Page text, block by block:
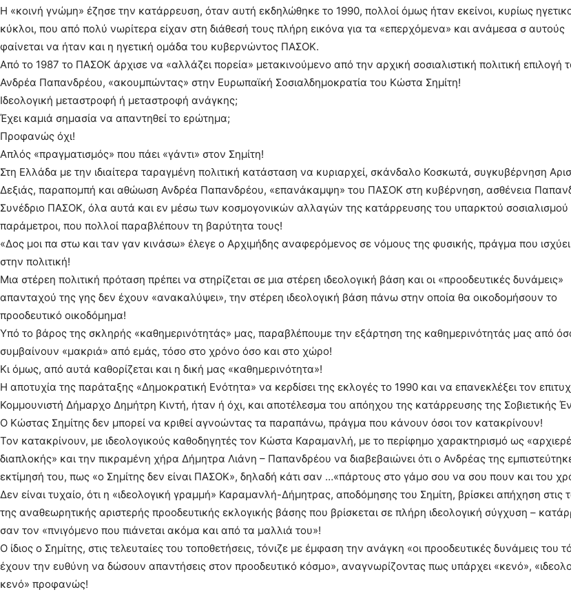
Η «κοινή γνώμη» έζησε την κατάρρευση, όταν αυτή εκδηλώθηκε το 1990, πολλοί όμως ήταν εκείνοι, κυρίως
κύκλοι, που από πολύ νωρίτερα είχαν στη διάθεσή τους πλήρη εικόνα για τα «επερχόμενα» και ανάμεσα σ αυτούς
φαίνεται να ήταν και η ηγετική ομάδα του κυβερνώντος ΠΑΣΟΚ.
Από το 1987 το ΠΑΣΟΚ άρχισε να «αλλάζει πορεία» μετακινούμενο από την αρχική σοσιαλιστική πολιτική επιλογή
Ανδρέα Παπανδρέου, «ακουμπώντας» στην Ευρωπαϊκή Σοσιαλδημοκρατία του Κώστα Σημίτη!
Ιδεολογική μεταστροφή ή μεταστροφή ανάγκης;
Έχει καμιά σημασία να απαντηθεί το ερώτημα;
Προφανώς όχι!
Απλός «πραγματισμός» που πάει «γάντι» στον Σημίτη!
Στη Ελλάδα με την ιδιαίτερα ταραγμένη πολιτική κατάσταση να κυριαρχεί, σκάνδαλο Κοσκωτά, συγκυβέρνηση
Δεξιάς, παραπομπή και αθώωση Ανδρέα Παπανδρέου, «επανάκαμψη» του ΠΑΣΟΚ στη κυβέρνηση, ασθένεια
Συνέδριο ΠΑΣΟΚ, όλα αυτά και εν μέσω των κοσμογονικών αλλαγών της κατάρρευσης του υπαρκτού σοσιαλισμού
παράμετροι, που πολλοί παραβλέπουν τη βαρύτητα τους!
«Δος μοι πα στω και ταν γαν κινάσω» έλεγε ο Αρχιμήδης αναφερόμενος σε νόμους της φυσικής, πράγμα που ισχύει
στην πολιτική!
Μια στέρεη πολιτική πρόταση πρέπει να στηρίζεται σε μια στέρεη ιδεολογική βάση και οι «προοδευτικές δυνάμεις»
απανταχού της γης δεν έχουν «ανακαλύψει», την στέρεη ιδεολογική βάση πάνω στην οποία θα οικοδομήσουν το
προοδευτικό οικοδόμημα!
Υπό το βάρος της σκληρής «καθημερινότητάς» μας, παραβλέπουμε την εξάρτηση της καθημερινότητάς μας από
συμβαίνουν «μακριά» από εμάς, τόσο στο χρόνο όσο και στο χώρο!
Κι όμως, από αυτά καθορίζεται και η δική μας «καθημερινότητα»!
Η αποτυχία της παράταξης «Δημοκρατική Ενότητα» να κερδίσει της εκλογές το 1990 και να επανεκλέξει τον
Κομμουνιστή Δήμαρχο Δημήτρη Κιντή, ήταν ή όχι, και αποτέλεσμα του απόηχου της κατάρρευσης της Σοβιετικής
Ο Κώστας Σημίτης δεν μπορεί να κριθεί αγνοώντας τα παραπάνω, πράγμα που κάνουν όσοι τον κατακρίνουν!
Τον κατακρίνουν, με ιδεολογικούς καθοδηγητές τον Κώστα Καραμανλή, με το περίφημο χαρακτηρισμό ως
διαπλοκής» και την πικραμένη χήρα Δήμητρα Λιάνη – Παπανδρέου να διαβεβαιώνει ότι ο Ανδρέας της
εκτίμησή του, πως «ο Σημίτης δεν είναι ΠΑΣΟΚ», δηλαδή κάτι σαν …«πάρτους στο γάμο σου να σου πουν και του
Δεν είναι τυχαίο, ότι η «ιδεολογική γραμμή» Καραμανλή-Δήμητρας, αποδόμησης του Σημίτη, βρίσκει απήχηση στις
της αναθεωρητικής αριστερής προοδευτικής εκλογικής βάσης που βρίσκεται σε πλήρη ιδεολογική σύγχυση –
σαν τον «πνιγόμενο που πιάνεται ακόμα και από τα μαλλιά του»!
Ο ίδιος ο Σημίτης, στις τελευταίες του τοποθετήσεις, τόνιζε με έμφαση την ανάγκη «οι προοδευτικές δυνάμεις του
έχουν την ευθύνη να δώσουν απαντήσεις στον προοδευτικό κόσμο», αναγνωρίζοντας πως υπάρχει «κενό»,
κενό» προφανώς!